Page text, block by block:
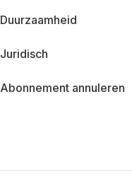
Duurzaamheid
Juridisch
Abonnement annuleren